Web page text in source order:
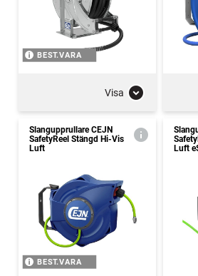
BEST.VARA
Visa
Slangupprullare CEJN
SafetyReel Stängd Hi-Vis
Luft
BEST.VARA
Luft